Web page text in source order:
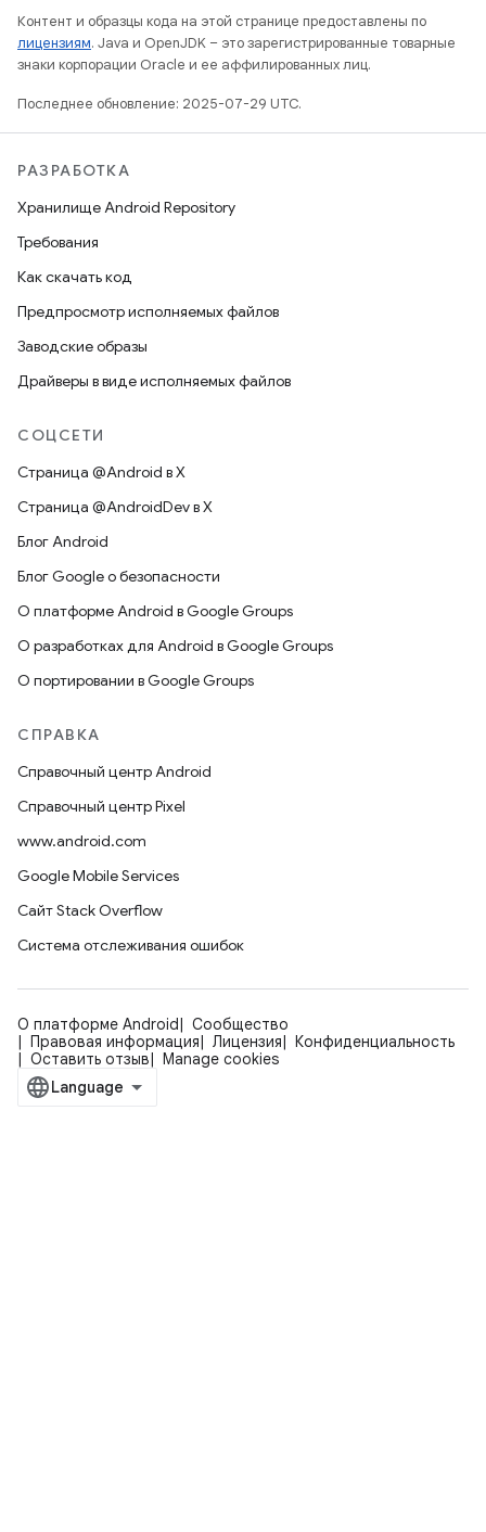
Контент и образцы кода на этой странице предоставлены по
лицензиям. Java и OpenJDK – это зарегистрированные товарные
знаки корпорации Oracle и ее аффилированных лиц.
Последнее обновление: 2025-07-29 UTC.
РАЗРАБОТКА
Хранилище Android Repository
Требования
Как скачать код
Предпросмотр исполняемых файлов
Заводские образы
Драйверы в виде исполняемых файлов
СОЦСЕТИ
Страница @Android в X
Страница @AndroidDev в X
Блог Android
Блог Google о безопасности
О платформе Android в Google Groups
О разработках для Android в Google Groups
О портировании в Google Groups
СПРАВКА
Справочный центр Android
Справочный центр Pixel
www.android.com
Google Mobile Services
Сайт Stack Overflow
Система отслеживания ошибок
О платформе Android
Сообщество
Правовая информация
Лицензия
Конфиденциальность
Оставить отзыв
Manage cookies